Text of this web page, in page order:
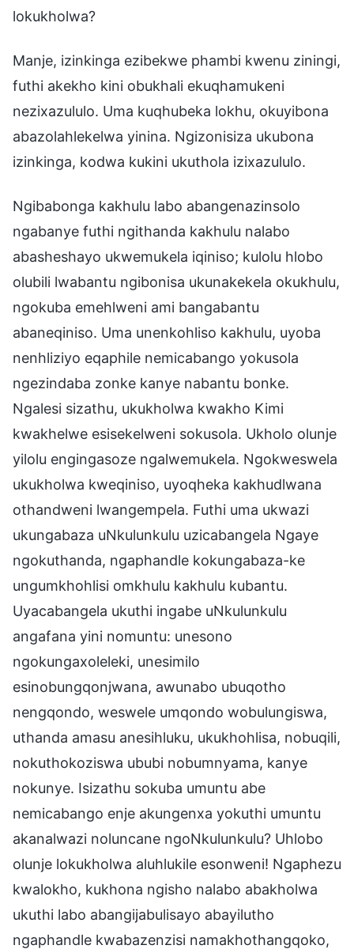
lokukholwa?
Manje, izinkinga ezibekwe phambi kwenu ziningi,
futhi akekho kini obukhali ekuqhamukeni
nezixazululo. Uma kuqhubeka lokhu, okuyibona
abazolahlekelwa yinina. Ngizonisiza ukubona
izinkinga, kodwa kukini ukuthola izixazululo.
Ngibabonga kakhulu labo abangenazinsolo
ngabanye futhi ngithanda kakhulu nalabo
abasheshayo ukwemukela iqiniso; kulolu hlobo
olubili lwabantu ngibonisa ukunakekela okukhulu,
ngokuba emehlweni ami bangabantu
abaneqiniso. Uma unenkohliso kakhulu, uyoba
nenhliziyo eqaphile nemicabango yokusola
ngezindaba zonke kanye nabantu bonke.
Ngalesi sizathu, ukukholwa kwakho Kimi
kwakhelwe esisekelweni sokusola. Ukholo olunje
yilolu engingasoze ngalwemukela. Ngokweswela
ukukholwa kweqiniso, uyoqheka kakhudlwana
othandweni lwangempela. Futhi uma ukwazi
ukungabaza uNkulunkulu uzicabangela Ngaye
ngokuthanda, ngaphandle kokungabaza-ke
ungumkhohlisi omkhulu kakhulu kubantu.
Uyacabangela ukuthi ingabe uNkulunkulu
angafana yini nomuntu: unesono
ngokungaxoleleki, unesimilo
esinobungqonjwana, awunabo ubuqotho
nengqondo, weswele umqondo wobulungiswa,
uthanda amasu anesihluku, ukukhohlisa, nobuqili,
nokuthokoziswa ububi nobumnyama, kanye
nokunye. Isizathu sokuba umuntu abe
nemicabango enje akungenxa yokuthi umuntu
akanalwazi noluncane ngoNkulunkulu? Uhlobo
olunje lokukholwa aluhlukile esonweni! Ngaphezu
kwalokho, kukhona ngisho nalabo abakholwa
ukuthi labo abangijabulisayo abayilutho
ngaphandle kwabazenzisi namakhothangqoko,